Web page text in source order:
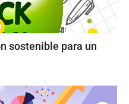
sostenible para un